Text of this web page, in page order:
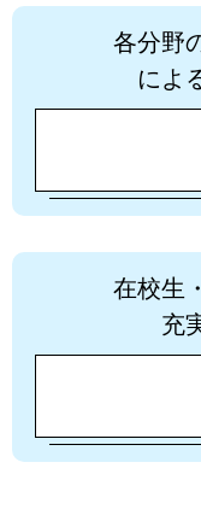
各分野
によ
在校生
充